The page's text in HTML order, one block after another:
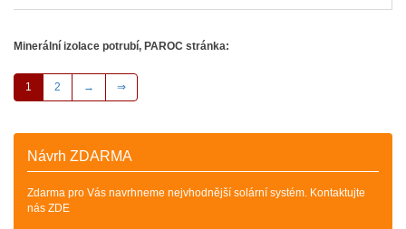
Minerální izolace potrubí, PAROC stránka:
1 2 → ⇒
Návrh ZDARMA
Zdarma pro Vás navrhneme nejvhodnější solární systém. Kontaktujte
nás ZDE